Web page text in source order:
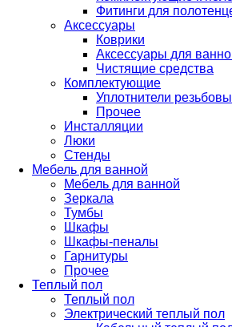
Фитинги для
Аксессуары
Коврики
Аксессуары для
Чистящие средства
Комплектующие
Уплотнители
Прочее
Инсталляции
Люки
Стенды
Мебель для ванной
Мебель для ванной
Зеркала
Тумбы
Шкафы
Шкафы-пеналы
Гарнитуры
Прочее
Теплый пол
Теплый пол
Электрический теплый пол